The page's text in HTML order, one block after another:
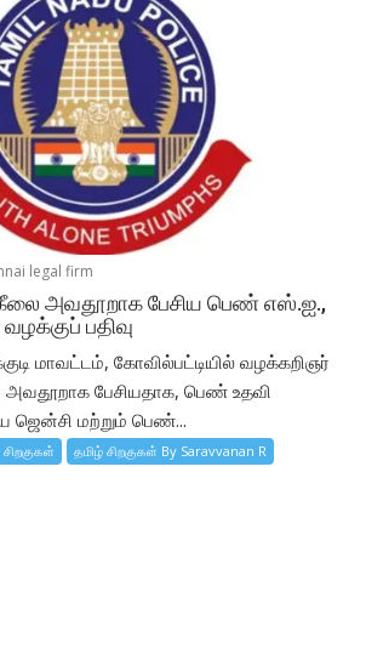
legal firm
அவதூறாக பேசிய பெண் எஸ்.ஐ.,
பதிவு
மாவட்டம், கோவில்பட்டியில் வழக்கறிஞர்
அவதூறாக பேசியதாக, பெண் உதவி
மற்றும் பெண்...
தமிழ் சிறகுகள் By Saravvanan R